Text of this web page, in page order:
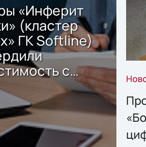
«Инферит
(кластер
ГК Softline)
с
Sharx
2.x для
данных